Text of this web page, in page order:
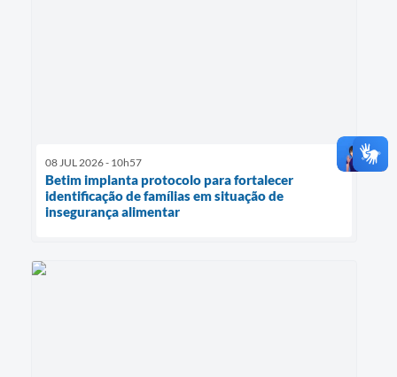
08 JUL 2026 - 10h57
Betim implanta protocolo para fortalecer
identificação de famílias em situação de
insegurança alimentar